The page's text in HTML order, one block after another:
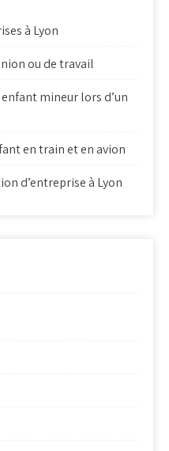
à Lyon
ou de travail
mineur lors d’un
en train et en avion
d’entreprise à Lyon